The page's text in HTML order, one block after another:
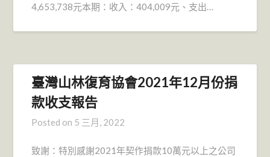
4,653,738元本期：收入：404,009元、支出…
臺灣山林復育協會2021年12月份捐
款收支報告
Posted on 5 三月, 2022
致謝：特別感謝2021年契作捐款10萬元以上之公司